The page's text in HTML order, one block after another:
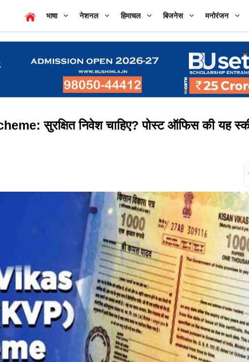
भाषा नेशनल हिमाचल बिजनेस मनोरंजन
सुरक्षित निवेश चाहिए? पोस्ट ऑफिस की यह